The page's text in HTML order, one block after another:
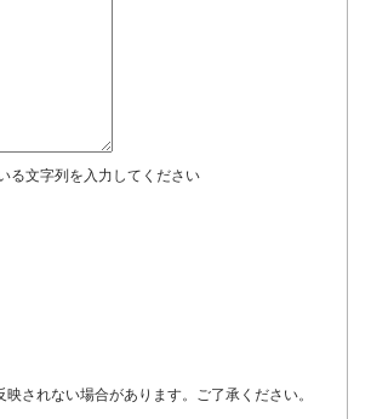
る文字列を入力してください
されない場合があります。ご了承ください。